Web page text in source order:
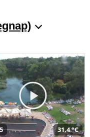
31,4 °C